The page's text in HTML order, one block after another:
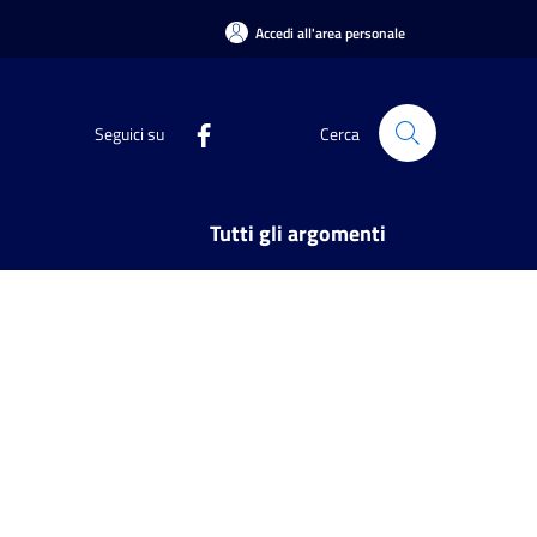
Accedi all'area personale
Seguici su Cerca
Tutti gli argomenti